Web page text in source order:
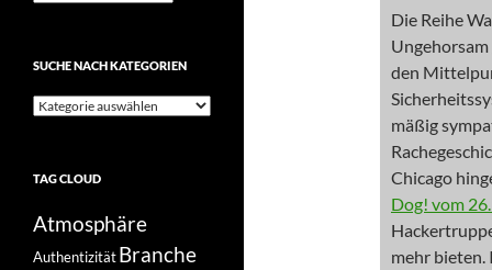
Die Reihe
den
mäßig
Chicago
Dog! vom
mehr
SUCHE NACH KATEGORIEN
Suche
TAG CLOUD
Atmosphäre
Authentizität Branche